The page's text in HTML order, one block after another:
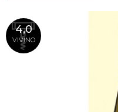
4,0
VIVINO